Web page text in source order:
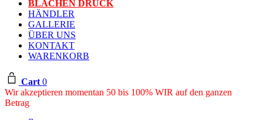
BLACHEN DRUCK
HÄNDLER
GALLERIE
ÜBER UNS
KONTAKT
WARENKORB
Cart 0
Wir akzeptieren momentan 50 bis 100% WIR auf den ganzen
Betrag